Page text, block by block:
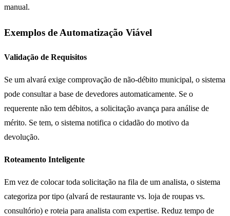
manual.
Exemplos de Automatização Viável
Validação de Requisitos
Se um alvará exige comprovação de não-débito municipal, o sistema
pode consultar a base de devedores automaticamente. Se o
requerente não tem débitos, a solicitação avança para análise de
mérito. Se tem, o sistema notifica o cidadão do motivo da
devolução.
Roteamento Inteligente
Em vez de colocar toda solicitação na fila de um analista, o sistema
categoriza por tipo (alvará de restaurante vs. loja de roupas vs.
consultório) e roteia para analista com expertise. Reduz tempo de